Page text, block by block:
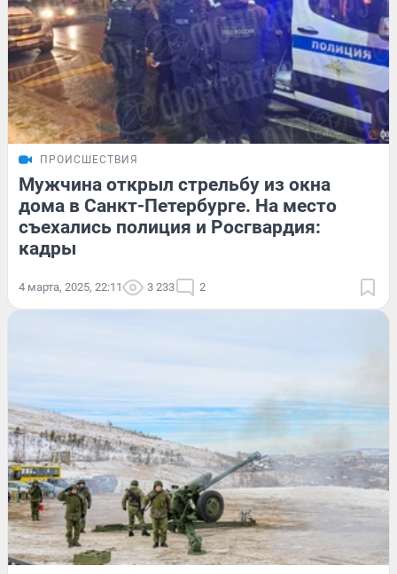
ПРОИСШЕСТВИЯ
Мужчина открыл стрельбу из окна
дома в Санкт-Петербурге. На место
съехались полиция и Росгвардия:
кадры
4 марта, 2025, 22:11 3 233 2